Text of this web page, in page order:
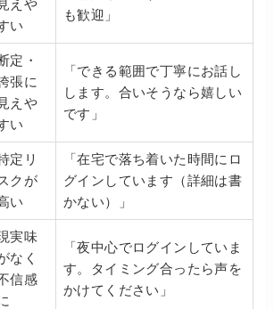
見えや
い
も歓迎」
定・
張に
見えや
い
「できる範囲で丁寧にお話し
します。合いそうなら嬉しい
です」
定リ
クが
い
「在宅で落ち着いた時間にロ
グインしています（詳細は書
かない）」
実味
なく
信感
「夜中心でログインしていま
す。タイミング合ったら声を
かけてください」